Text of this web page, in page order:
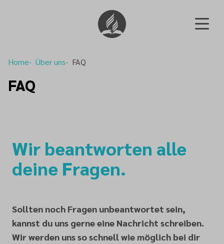
Home Über uns FAQ
FAQ
Wir beantworten alle
deine Fragen.
Sollten noch Fragen unbeantwortet sein,
kannst du uns gerne eine Nachricht schreiben.
Wir werden uns so schnell wie möglich bei dir